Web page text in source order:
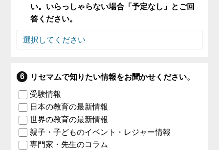
い。いらっしゃらない場合「予定なし」とご回
答ください。
リセマムで知りたい情報をお聞かせください。
受験情報
日本の教育の最新情報
世界の教育の最新情報
親子・子どものイベント・レジャー情報
専門家・先生のコラム